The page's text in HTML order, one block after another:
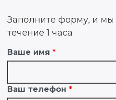
Заполните форму, и
течение 1 часа
Ваше имя
Ваш телефон